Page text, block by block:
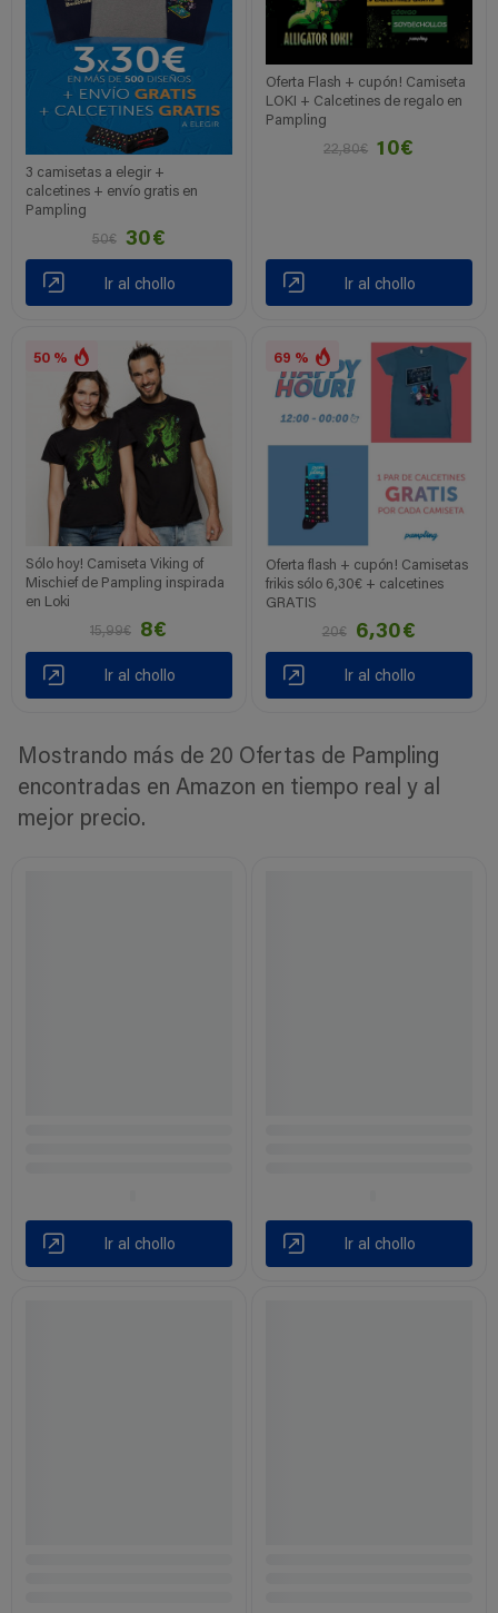
3 camisetas a elegir +
calcetines + envío gratis en
Pampling
50€
30€
Ir al chollo
Oferta Flash + cupón! Camiseta
LOKI + Calcetines de regalo en
Pampling
22,80€
10€
Ir al chollo
50 %
Sólo hoy! Camiseta Viking of
Mischief de Pampling inspirada
en Loki
15,99€
8€
Ir al chollo
69 %
Oferta flash + cupón! Camisetas
frikis sólo 6,30€ + calcetines
GRATIS
20€
6,30€
Ir al chollo
Mostrando más de 20 Ofertas de Pampling
encontradas en Amazon en tiempo real y al
mejor precio.
Ir al chollo Ir al chollo